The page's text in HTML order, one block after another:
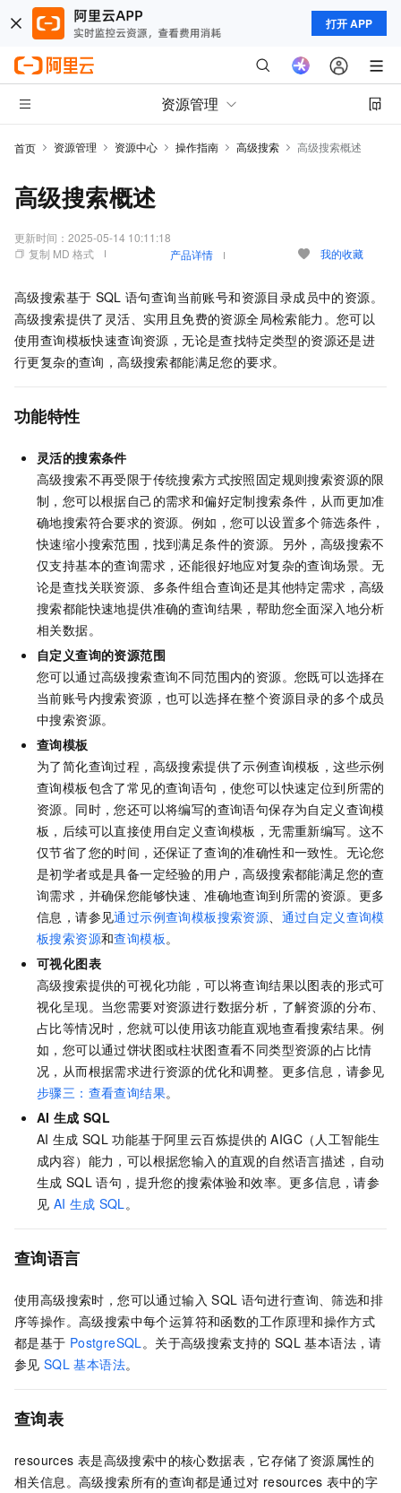
打开 APP
资源管理
首页 资源管理 资源中心 操作指南 高级搜索 高级搜索概述
高级搜索概述
更新时间： 2025-05-14 10:11:18
复制 MD 格式
产品详情 我的收藏
高级搜索基于 SQL 语句查询当前账号和资源目录成员中的资源。
高级搜索提供了灵活、实用且免费的资源全局检索能力。您可以
使用查询模板快速查询资源，无论是查找特定类型的资源还是进
行更复杂的查询，高级搜索都能满足您的要求。
功能特性
灵活的搜索条件
高级搜索不再受限于传统搜索方式按照固定规则搜索资源的限
制，您可以根据自己的需求和偏好定制搜索条件，从而更加准
确地搜索符合要求的资源。例如，您可以设置多个筛选条件，
快速缩小搜索范围，找到满足条件的资源。另外，高级搜索不
仅支持基本的查询需求，还能很好地应对复杂的查询场景。无
论是查找关联资源、多条件组合查询还是其他特定需求，高级
搜索都能快速地提供准确的查询结果，帮助您全面深入地分析
相关数据。
自定义查询的资源范围
您可以通过高级搜索查询不同范围内的资源。您既可以选择在
当前账号内搜索资源，也可以选择在整个资源目录的多个成员
中搜索资源。
查询模板
为了简化查询过程，高级搜索提供了示例查询模板，这些示例
查询模板包含了常见的查询语句，使您可以快速定位到所需的
资源。同时，您还可以将编写的查询语句保存为自定义查询模
板，后续可以直接使用自定义查询模板，无需重新编写。这不
仅节省了您的时间，还保证了查询的准确性和一致性。无论您
是初学者或是具备一定经验的用户，高级搜索都能满足您的查
询需求，并确保您能够快速、准确地查询到所需的资源。更多
信息，请参见通过示例查询模板搜索资源、 通过自定义查询模
板搜索资源和查询模板。
可视化图表
高级搜索提供的可视化功能，可以将查询结果以图表的形式可
视化呈现。当您需要对资源进行数据分析，了解资源的分布、
占比等情况时，您就可以使用该功能直观地查看搜索结果。例
如，您可以通过饼状图或柱状图查看不同类型资源的占比情
况，从而根据需求进行资源的优化和调整。更多信息，请参见
步骤三：查看查询结果。
AI 生成 SQL
AI 生成 SQL 功能基于阿里云百炼提供的 AIGC（人工智能生
成内容）能力，可以根据您输入的直观的自然语言描述，自动
生成 SQL 语句，提升您的搜索体验和效率。更多信息，请参
见 AI 生成 SQL。
查询语言
使用高级搜索时，您可以通过输入 SQL 语句进行查询、筛选和排
序等操作。高级搜索中每个运算符和函数的工作原理和操作方式
都是基于 PostgreSQL。关于高级搜索支持的 SQL 基本语法，请
参见 SQL 基本语法。
查询表
resources 表是高级搜索中的核心数据表，它存储了资源属性的
相关信息。高级搜索所有的查询都是通过对 resources 表中的字